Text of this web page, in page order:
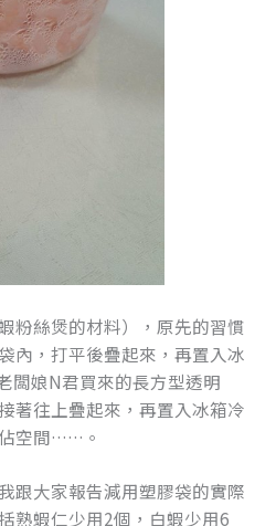
粉絲煲的材料），原先的習慣
內，打平後疊起來，再置入冰
娘N君買來的長方型透明
著往上疊起來，再置入冰箱冷
空間……。
跟大家報告減用塑膠袋的實際
熟蝦仁少用2個，白蝦少用6